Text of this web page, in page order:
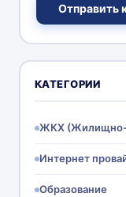
Отправить
КАТЕГОРИИ
ЖКХ (Жилищно-
Интернет
Образование